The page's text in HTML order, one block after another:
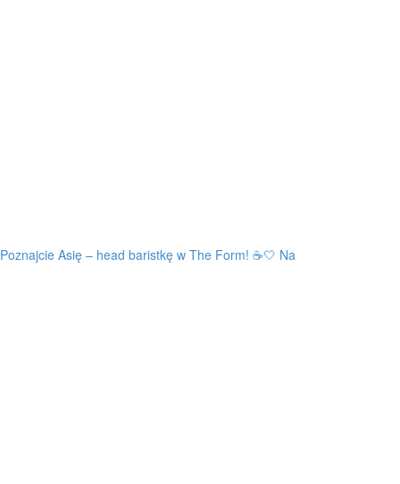
Poznajcie Asię – head baristkę w The Form! ☕️🤍 Na